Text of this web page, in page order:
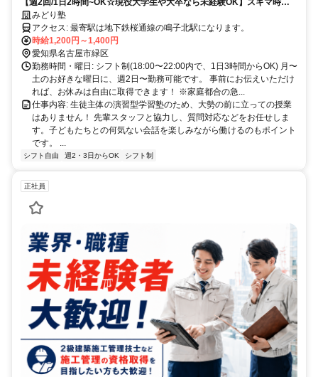
【週2回/1日2時間~OK☆現役大学生や大卒なら未経験OK】スキマ時間
で副業OK★教員免許や教育業界など経験不問！
みどり塾
アクセス: 最寄駅は地下鉄桜通線の鳴子北駅になります。
時給1,200円～1,400円
愛知県名古屋市緑区
勤務時間・曜日: シフト制(18:00〜22:00内で、1日3時間からOK) 月〜
土のお好きな曜日に、週2日〜勤務可能です。 事前にお伝えいただけ
れば、お休みは自由に取得できます！ ※家庭都合の急...
仕事内容: 生徒主体の演習型学習塾のため、大勢の前に立っての授業
はありません！ 先輩スタッフと協力し、質問対応などをお任せしま
す。子どもたちとの何気ない会話を楽しみながら働けるのもポイント
です。 ...
シフト自由 週2・3日からOK シフト制
正社員